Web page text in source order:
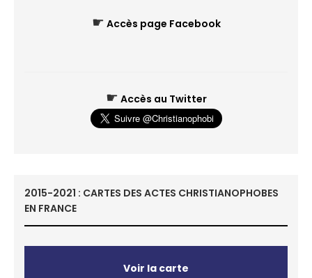
☛ Accès page Facebook
☛ Accès au Twitter
2015-2021 : CARTES DES ACTES CHRISTIANOPHOBES
EN FRANCE
Voir la carte